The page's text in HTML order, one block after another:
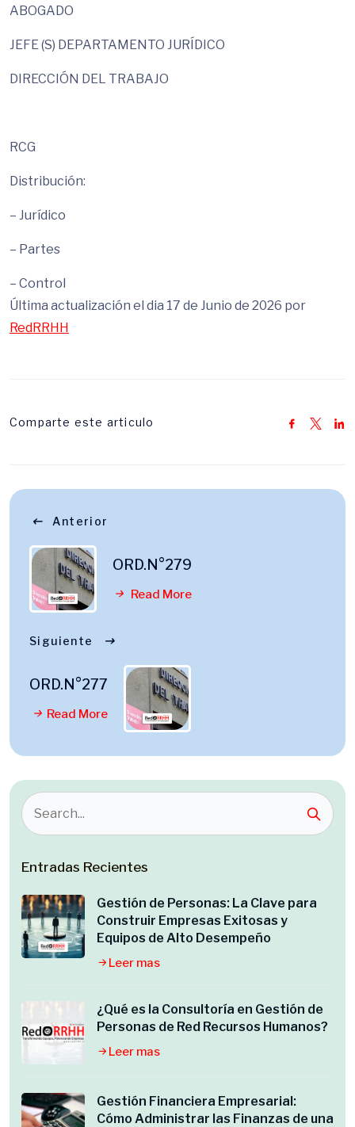
ABOGADO
JEFE (S) DEPARTAMENTO JURÍDICO
DIRECCIÓN DEL TRABAJO
RCG
Distribución:
– Jurídico
– Partes
– Control
Última actualización el dia 17 de Junio de 2026 por
RedRRHH
Comparte este articulo
Anterior
ORD.N°279
Read More
Siguiente
ORD.N°277
Read More
Entradas Recientes
Gestión de Personas: La Clave para
Construir Empresas Exitosas y
Equipos de Alto Desempeño
Leer mas
¿Qué es la Consultoría en Gestión de
Personas de Red Recursos Humanos?
Leer mas
Gestión Financiera Empresarial:
Cómo Administrar las Finanzas de una